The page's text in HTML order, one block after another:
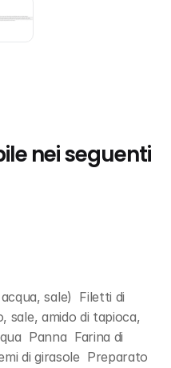
nei seguenti
sale)  Filetti di
sale, amido di tapioca,
Panna  Farina di
di girasole  Preparato